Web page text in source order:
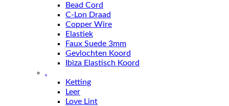
Bead Cord
C-Lon Draad
Copper Wire
Elastiek
Faux Suede 3mm
Gevlochten Koord
Ibiza Elastisch Koord
.
Ketting
Leer
Love Lint